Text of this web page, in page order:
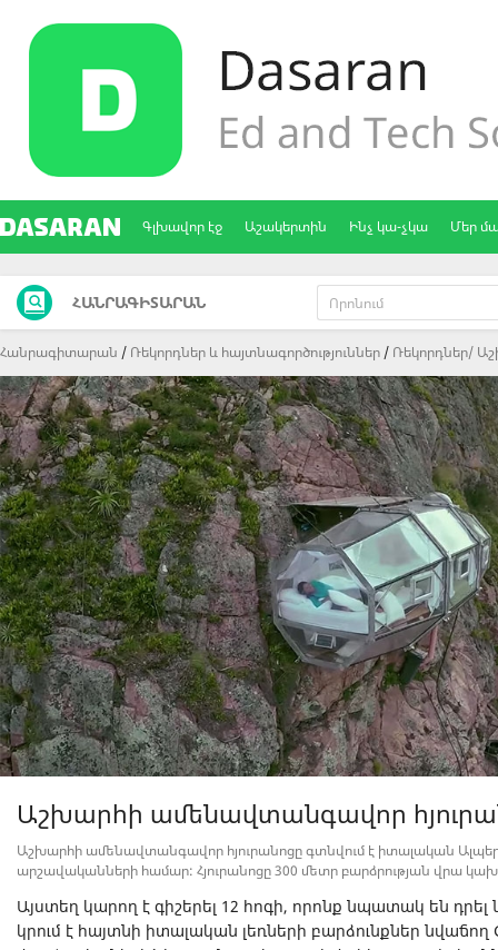
Գլխավոր էջ Աշակերտին Ինչ կա-չկա Մեր
ՀԱՆՐԱԳԻՏԱՐԱՆ
Հանրագիտարան Ռեկորդներ և հայտնագործություններ Ռեկորդներ/
Աշխարհի ամենավտանգավոր
Աշխարհի ամենավտանգավոր հյուրանոցը գտնվում է իտալական
արշավականների համար: Հյուրանոցը 300 մետր բարձրության վրա
Այստեղ կարող է գիշերել 12 հոգի, որոնք նպատակ են դրել
կրում է հայտնի իտալական լեռների բարձունքներ նվաճող